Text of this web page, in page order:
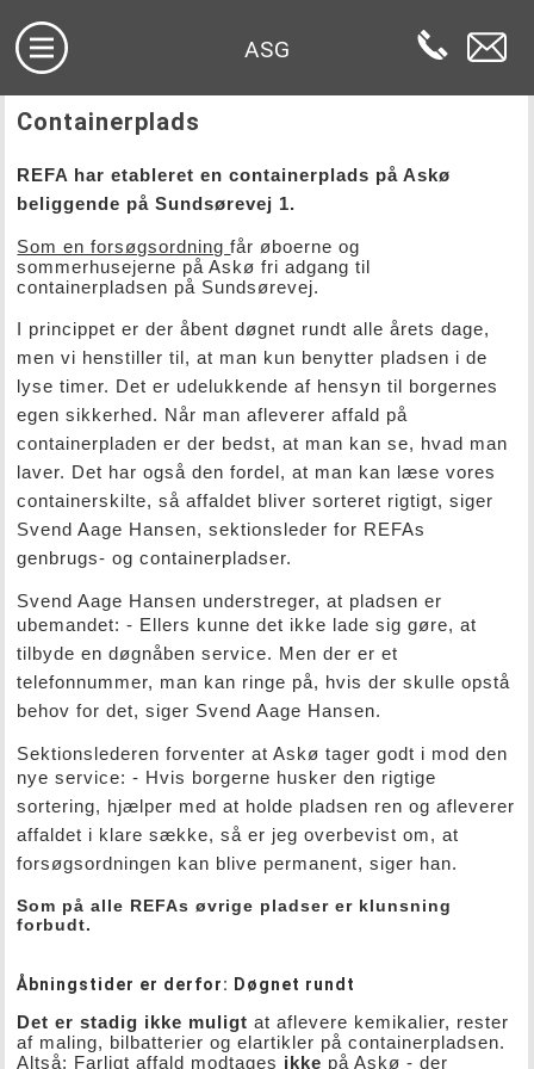
ASG
Containerplads
REFA har etableret en containerplads på Askø
beliggende på Sundsørevej 1.
Som en forsøgsordningfår øboerne og
sommerhusejerne på Askø fri adgang til
containerpladsen på Sundsørevej.
I princippet er der åbent døgnet rundt alle årets dage,
men vi henstiller til, at man kun benytter pladsen i de
lyse timer. Det er udelukkende af hensyn til borgernes
egen sikkerhed. Når man afleverer affald på
containerpladen er der bedst, at man kan se, hvad man
laver. Det har også den fordel, at man kan læse vores
containerskilte, så affaldet bliver sorteret rigtigt, siger
Svend Aage Hansen, sektionsleder for REFAs
genbrugs- og containerpladser.
Svend Aage Hansen understreger, at pladsen er
ubemandet: - Ellers kunne det ikke lade sig gøre, at
tilbyde en døgnåben service. Men der er et
telefonnummer, man kan ringe på, hvis der skulle opstå
behov for det, siger Svend Aage Hansen.
Sektionslederen forventer at Askø tager godt i mod den
nye service:- Hvis borgerne husker den rigtige
sortering, hjælper med at holde pladsen ren og afleverer
affaldet i klare sække, så er jeg overbevist om, at
forsøgsordningen kan blive permanent, siger han.
Som på alle REFAs øvrige pladser er klunsning
forbudt.
Åbningstider er derfor: Døgnet rundt
Det er stadig ikke muligtat aflevere kemikalier, rester
af maling, bilbatterier og elartikler på containerpladsen.
Altså: Farligt affald modtages ikke på Askø - der